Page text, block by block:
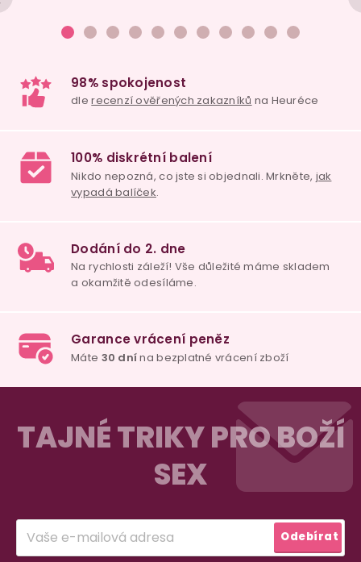
TAJNÉ TRIKY PRO BOŽÍ
SEX
Odebírat